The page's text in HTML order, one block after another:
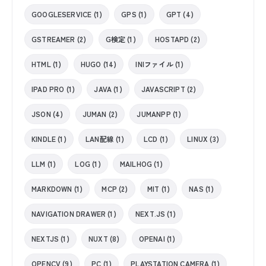
GOOGLESERVICE (1) GPS (1) GPT (4)
GSTREAMER (2) G検定 (1) HOSTAPD (2)
HTML (1) HUGO (14) INIファイル (1)
IPAD PRO (1) JAVA (1) JAVASCRIPT (2)
JSON (4) JUMAN (2) JUMANPP (1)
KINDLE (1) LAN配線 (1) LCD (1) LINUX (3)
LLM (1) LOG (1) MAILHOG (1)
MARKDOWN (1) MCP (2) MIT (1) NAS (1)
NAVIGATION DRAWER (1) NEXT.JS (1)
NEXTJS (1) NUXT (8) OPENAI (1)
OPENCV (9) PC (1) PLAYSTATION CAMERA (1)